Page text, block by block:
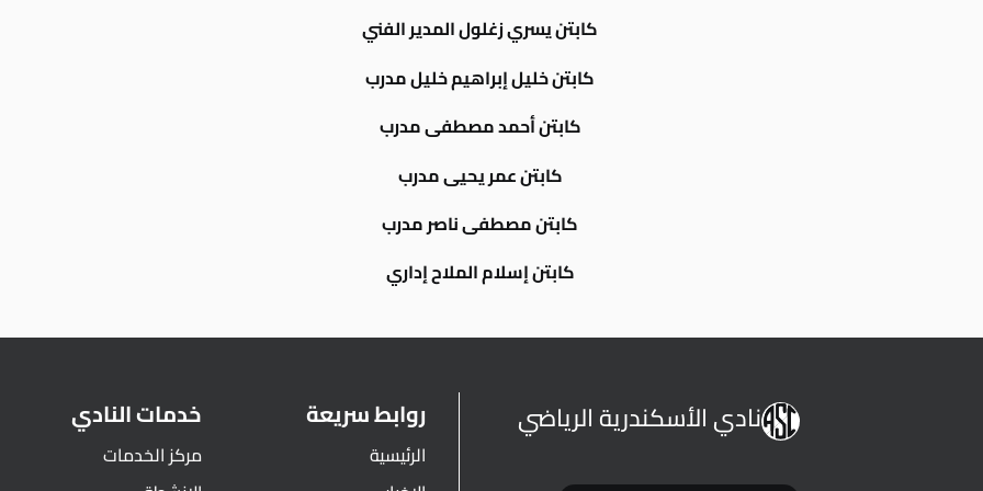
كابتن يسري زغلول المدير الفني
كابتن خليل إبراهيم خليل مدرب
كابتن أحمد مصطفى مدرب
كابتن عمر يحيى مدرب
كابتن مصطفى ناصر مدرب
كابتن إسلام الملاح إداري
نادي الأسكندرية الرياضي روابط سريعة
الرئيسية
خدمات النادي
مركز الخدمات